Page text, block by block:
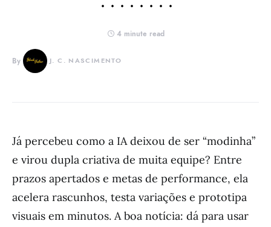
4 minute read
By J. C. NASCIMENTO
Já percebeu como a IA deixou de ser “modinha”
e virou dupla criativa de muita equipe? Entre
prazos apertados e metas de performance, ela
acelera rascunhos, testa variações e prototipa
visuais em minutos. A boa notícia: dá para usar